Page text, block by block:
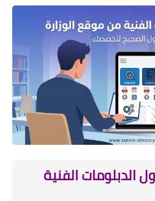
الدبلومات الفنية